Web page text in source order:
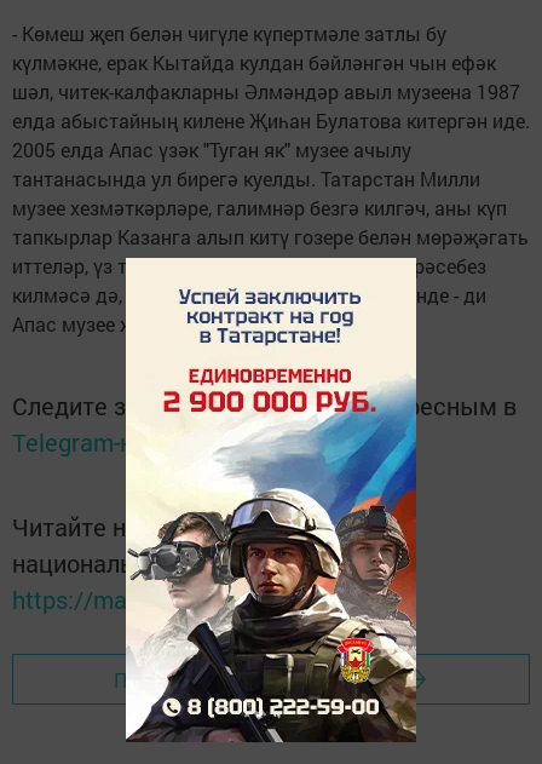
- Көмеш җеп белән чигүле күпертмәле затлы бу
күлмәкне, ерак Кытайда кулдан бәйләнгән чын ефәк
шәл, читек-калфакларны Әлмәндәр авыл музеена 1987
елда абыстайның килене Җиһан Булатова китергән иде.
2005 елда Апас үзәк "Туган як" музее ачылу
тантанасында ул бирегә куелды. Татарстан Милли
музее хезмәткәрләре, галимнәр безгә килгәч, аны күп
тапкырлар Казанга алып китү гозере белән мөрәҗәгать
иттеләр, үз тарихы ядкәребезне читкә җибәрәсебез
килмәсә дә, монысында каршы килмәдек инде - ди
Апас музее җитәкчесе Рәмис Ногманов.
Следите за самым важным и интересным в
Telegram-канале
Татмедиа
Читайте новости Татарстана в
национальном мессенджере MАХ:
https://max.ru/tatmedia
Перейти на страницу новости